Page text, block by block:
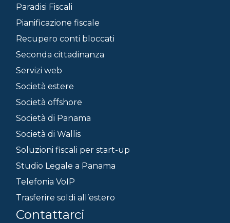
Paradisi Fiscali
Pianificazione fiscale
Recupero conti bloccati
Seconda cittadinanza
Servizi web
Società estere
Società offshore
Società di Panama
Società di Wallis
Soluzioni fiscali per start-up
Studio Legale a Panama
Telefonia VoIP
Trasferire soldi all’estero
Contattarci